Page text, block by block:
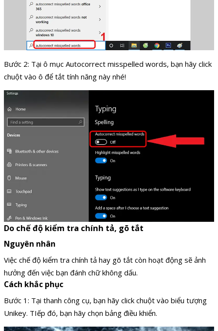
Bước 2: Tại ô mục Autocorrect misspelled words, bạn hãy click
chuột vào ô để tắt tính năng này nhé!
Do chế độ kiểm tra chính tả, gõ tắt
Nguyên nhân
Việc chế độ kiểm tra chính tả hay gõ tắt còn hoạt động sẽ ảnh
hưởng đến việc bạn đánh chữ không dấu.
Cách khắc phục
Bước 1: Tại thanh công cụ, bạn hãy click chuột vào biểu tượng
Unikey. TIếp đó, bạn hãy chọn bảng điều khiển.